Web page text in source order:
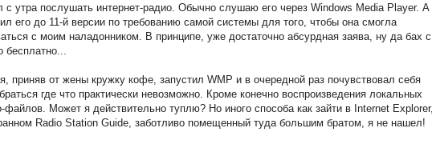
с утра послушать интернет-радио. Обычно слушаю его через Windows Media Player. А
его до 11-й версии по требованию самой системы для того, чтобы она смогла
с моим наладонником. В принципе, уже достаточно абсурдная заява, ну да бах с
бесплатно...
приняв от жены кружку кофе, запустил WMP и в очередной раз почувствовал себя
где что практически невозможно. Кроме конечно воспроизведения локальных
файлов. Может я действительно туплю? Но иного способа как зайти в Internet Explorer,
Radio Station Guide, заботливо помещенный туда большим братом, я не нашел!